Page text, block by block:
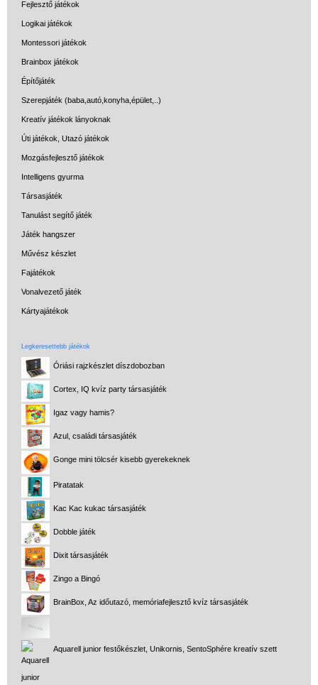
Fejlesztő játékok
Logikai játékok
Montessori játékok
Brainbox játékok
Építőjáték
Szerepjáték (baba,autó,konyha,épület,..)
Kreatív játékok lányoknak
Úti játékok, Utazó játékok
Mozgásfejlesztő játékok
Intelligens gyurma
Társasjáték
Tanulást segítő játék
Játék hangszer
Művész készlet
Fajátékok
Vonalvezető játék
Kártyajátékok
Legkeresettebb játékok
Óriási rajzkészlet díszdobozban
Cortex, IQ kvíz party társasjáték
Igaz vagy hamis?
Azul, családi társasjáték
Gonge mini tölcsér kisebb gyerekeknek
Piratatak
Kac Kac kukac társasjáték
Dobble játék
Dixit társasjáték
Zingo a Bingó
BrainBox, Az időutazó, memóriafejlesztő kvíz társasjáték
Aquarell junior festőkészlet, Unikornis, SentoSphére kreatív szett